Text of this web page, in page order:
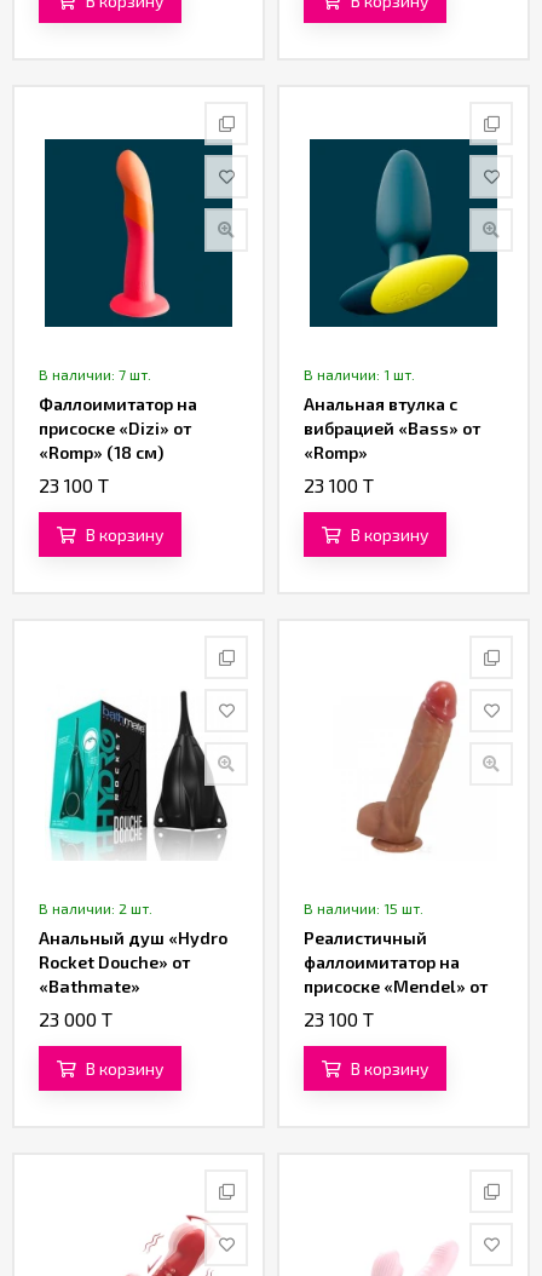
«SXTOP»
В наличии: 7 шт.
Фаллоимитатор на
присоске «Dizi» от
«Romp» (18 см)
23 100 T
В корзину
В наличии: 1 шт.
Анальная втулка с
вибрацией «Bass» от
«Romp»
23 100 T
В корзину
В наличии: 2 шт.
Анальный душ «Hydro
Rocket Douche» от
«Bathmate»
23 000 T
В корзину
В наличии: 15 шт.
Реалистичный
фаллоимитатор на
присоске «Mendel» от
«Baile» (19,5 см)
23 100 T
В корзину